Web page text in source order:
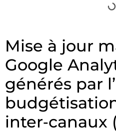
Mise à jour
Google
générés par
inter‑canaux